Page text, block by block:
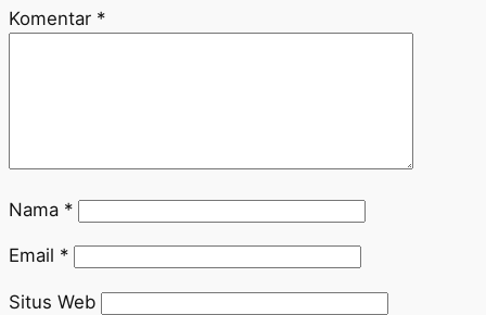
Komentar *
Nama *
Email *
Situs Web